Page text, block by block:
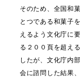
そのため、全国和
とつである和菓子
えるよう文化庁に
る２００頁を超え
したが、文化庁内
会に諮問した結果